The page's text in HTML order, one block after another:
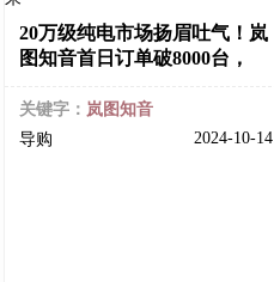
20万级纯电市场扬眉吐气！岚
图知音首日订单破8000台，
关键字： 岚图知音
导购
2024-10-14